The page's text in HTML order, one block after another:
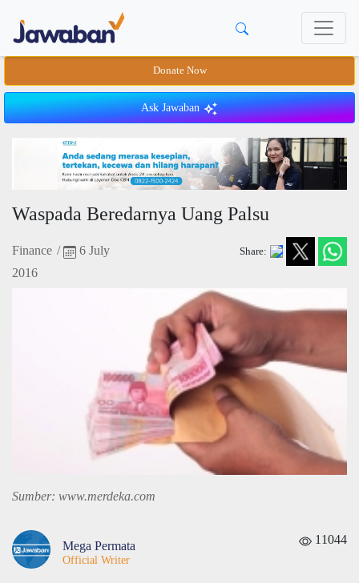
Donate Now
Ask Jawaban
Waspada Beredarnya Uang Palsu
Finance /
6 July
2016
Share:
Sumber: www.merdeka.com
Mega Permata
Official Writer
11044